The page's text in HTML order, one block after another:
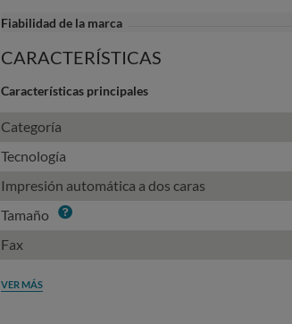
Fiabilidad de la marca
CARACTERÍSTICAS
Características principales
Categoría
Tecnología
Impresión automática a dos caras
Tamaño Info
Fax
VER MÁS